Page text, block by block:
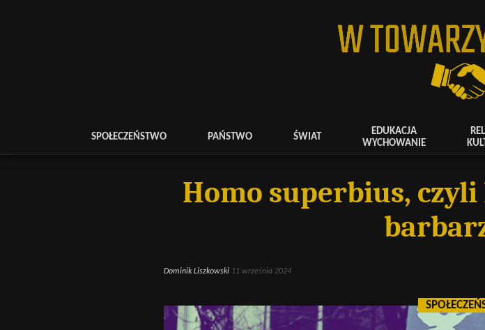
SPOŁECZEŃSTWO PAŃSTWO ŚWIAT
EDUKACJA
WYCHOWANIE
Homo superbius,
Dominik Liszkowski 11 września 2024